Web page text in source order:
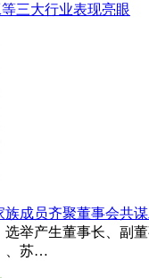
三大行业表现亮眼
成员齐聚董事会共
举产生董事长、副
、苏…